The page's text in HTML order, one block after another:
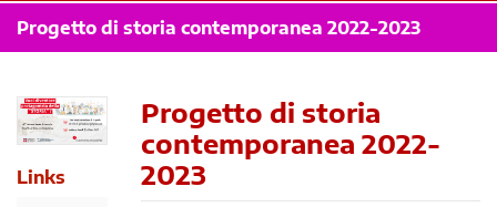
Progetto di storia contemporanea 2022-2023
Links
Progetto di storia
contemporanea 2022-
2023